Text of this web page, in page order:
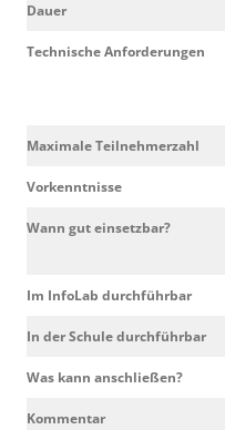
Dauer
Technische Anforderungen
Maximale Teilnehmerzahl
Vorkenntnisse
Wann gut einsetzbar?
Im InfoLab durchführbar
In der Schuledurchführbar
Was kann anschließen?
Kommentar